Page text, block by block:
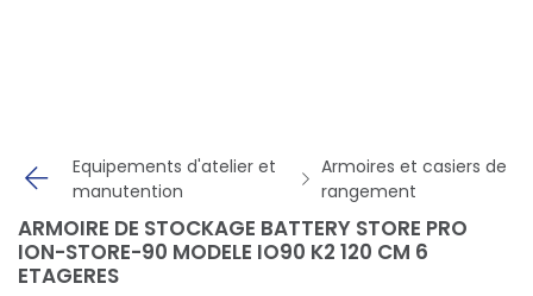
Equipements d'atelier et
manutention
Armoires et casiers de
rangement
ARMOIRE DE STOCKAGE BATTERY STORE PRO
ION-STORE-90 MODELE IO90 K2 120 CM 6
ETAGERES